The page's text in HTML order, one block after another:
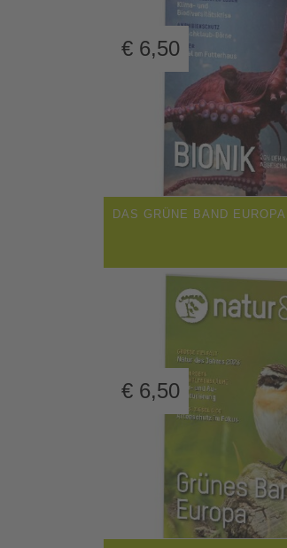
€ 6,50
DAS GRÜNE BAND EUROPA
€ 6,50